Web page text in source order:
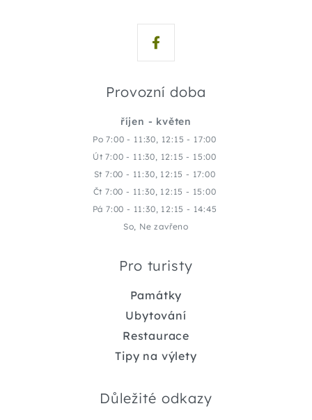
Provozní doba
říjen - květen
Po 7:00 - 11:30, 12:15 - 17:00
Út 7:00 - 11:30, 12:15 - 15:00
St 7:00 - 11:30, 12:15 - 17:00
Čt 7:00 - 11:30, 12:15 - 15:00
Pá 7:00 - 11:30, 12:15 - 14:45
So, Ne zavřeno
Pro turisty
Památky
Ubytování
Restaurace
Tipy na výlety
Důležité odkazy